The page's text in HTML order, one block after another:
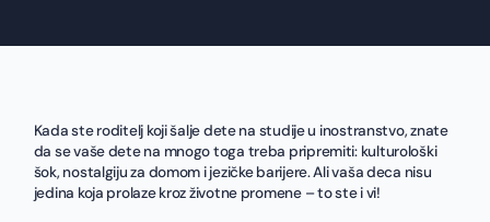
Kada ste roditelj koji šalje dete na studije u inostranstvo, znate
da se vaše dete na mnogo toga treba pripremiti: kulturološki
šok, nostalgiju za domom i jezičke barijere. Ali vaša deca nisu
jedina koja prolaze kroz životne promene – to ste i vi!